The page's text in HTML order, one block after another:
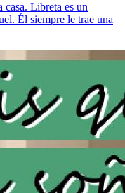
Libreta es un
Él siempre le trae una